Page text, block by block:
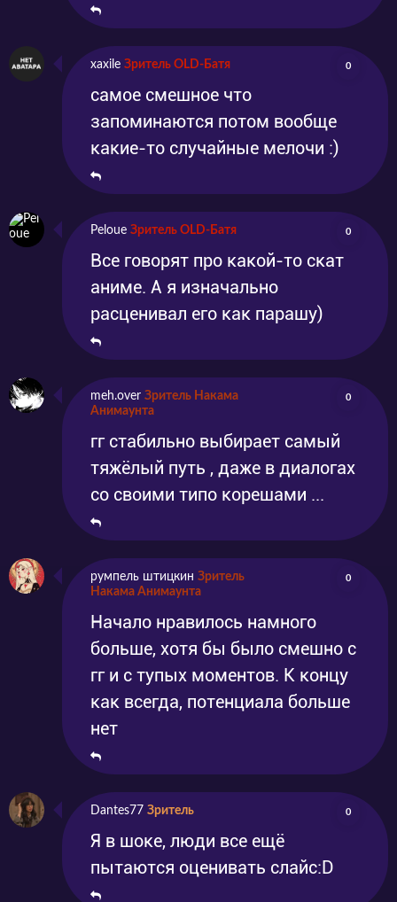
xaxile Зритель OLD-Батя 0
самое смешное что
запоминаются потом вообще
какие-то случайные мелочи :)
Peloue Зритель OLD-Батя 0
Все говорят про какой-то скат
аниме. А я изначально
расценивал его как парашу)
meh.over Зритель Накама
Анимаунта
0
гг стабильно выбирает самый
тяжёлый путь , даже в диалогах
со своими типо корешами ...
румпель штицкин Зритель
Накама Анимаунта
0
Начало нравилось намного
больше, хотя бы было смешно с
гг и с тупых моментов. К концу
как всегда, потенциала больше
нет
Dantes77 Зритель 0
Я в шоке, люди все ещё
пытаются оценивать слайс:D